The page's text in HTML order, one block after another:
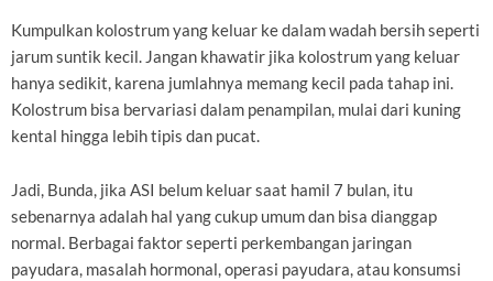
Kumpulkan kolostrum yang keluar ke dalam wadah bersih seperti
jarum suntik kecil. Jangan khawatir jika kolostrum yang keluar
hanya sedikit, karena jumlahnya memang kecil pada tahap ini.
Kolostrum bisa bervariasi dalam penampilan, mulai dari kuning
kental hingga lebih tipis dan pucat.
Jadi, Bunda, jika ASI belum keluar saat hamil 7 bulan, itu
sebenarnya adalah hal yang cukup umum dan bisa dianggap
normal. Berbagai faktor seperti perkembangan jaringan
payudara, masalah hormonal, operasi payudara, atau konsumsi